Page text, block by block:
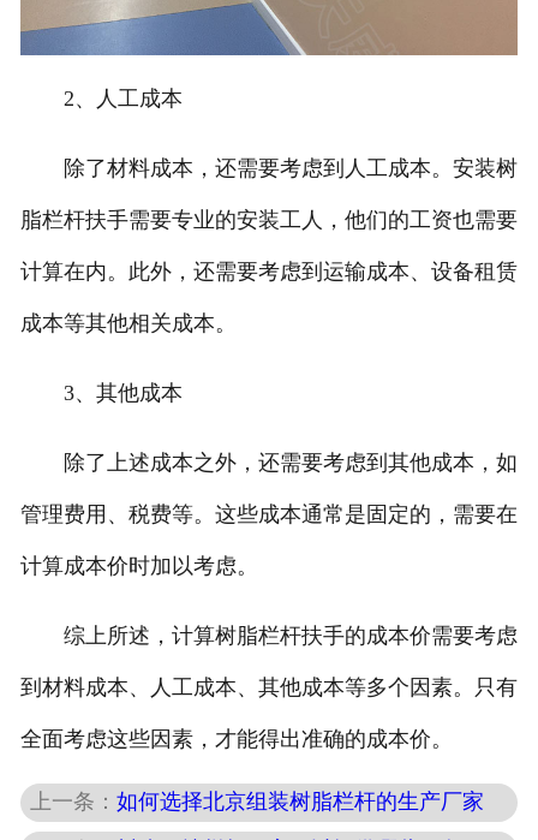
2、人工成本
除了材料成本，还需要考虑到人工成本。安装树
脂栏杆扶手需要专业的安装工人，他们的工资也需要
计算在内。此外，还需要考虑到运输成本、设备租赁
成本等其他相关成本。
3、其他成本
除了上述成本之外，还需要考虑到其他成本，如
管理费用、税费等。这些成本通常是固定的，需要在
计算成本价时加以考虑。
综上所述，计算树脂栏杆扶手的成本价需要考虑
到材料成本、人工成本、其他成本等多个因素。只有
全面考虑这些因素，才能得出准确的成本价。
上一条：如何选择北京组装树脂栏杆的生产厂家